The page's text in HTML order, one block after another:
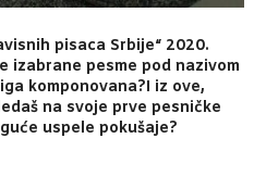
pisaca Srbije“ 2020.
izabrane pesme pod nazivom
komponovana?I iz ove,
na svoje prve pesničke
uspele pokušaje?